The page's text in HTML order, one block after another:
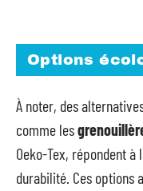
Options
À noter, des
comme les
Oeko-Tex, répondent
durabilité. Ces options